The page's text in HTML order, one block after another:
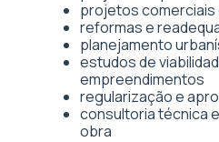
projetos
reformas e
planejamento
estudos de
empreendimentos
regularização e
consultoria técnica
obra